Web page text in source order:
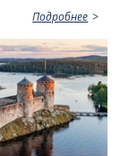
Подробнее